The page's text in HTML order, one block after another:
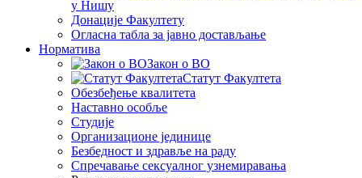
у Нишу
Донације Факултету
Огласна табла за јавно достављање
Норматива
Закон о ВО
Статут Факултета
Обезбеђење квалитета
Наставно особље
Студије
Организационе јединице
Безбедност и здравље на раду
Спречавање сексуалног узнемиравања